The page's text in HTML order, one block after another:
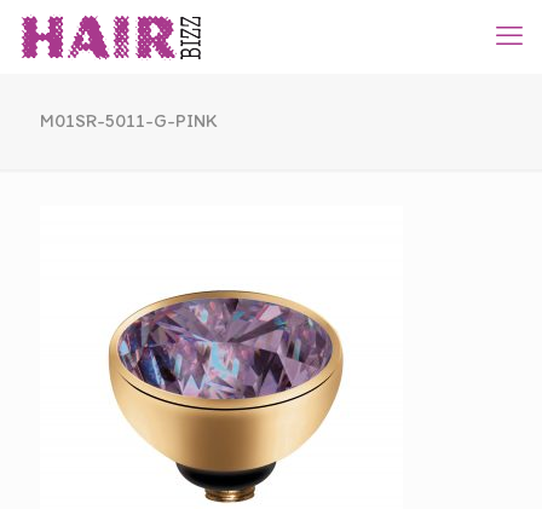
M01SR-5011-G-PINK